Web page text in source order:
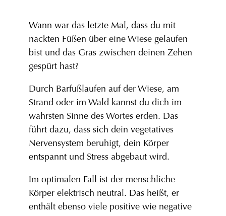
Wann war das letzte Mal, dass du mit
nackten Füßen über eine Wiese gelaufen
bist und das Gras zwischen deinen Zehen
gespürt hast?
Durch Barfußlaufen auf der Wiese, am
Strand oder im Wald kannst du dich im
wahrsten Sinne des Wortes erden. Das
führt dazu, dass sich dein vegetatives
Nervensystem beruhigt, dein Körper
entspannt und Stress abgebaut wird.
Im optimalen Fall ist der menschliche
Körper elektrisch neutral. Das heißt, er
enthält ebenso viele positive wie negative